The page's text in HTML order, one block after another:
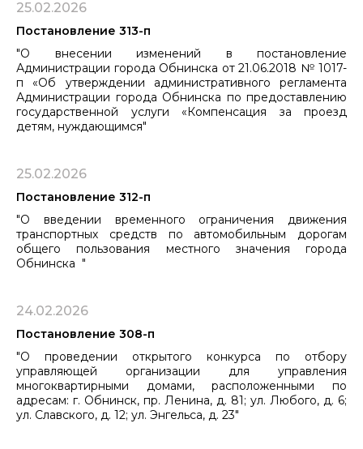
25.02.2026
Постановление 313-п
"О внесении изменений в постановление
Администрации города Обнинска от 21.06.2018 № 1017-
п «Об утверждении административного регламента
Администрации города Обнинска по предоставлению
государственной услуги «Компенсация за проезд
детям, нуждающимся"
25.02.2026
Постановление 312-п
"О введении временного ограничения движения
транспортных средств по автомобильным дорогам
общего пользования местного значения города
Обнинска "
24.02.2026
Постановление 308-п
"О проведении открытого конкурса по отбору
управляющей организации для управления
многоквартирными домами, расположенными по
адресам: г. Обнинск, пр. Ленина, д. 81; ул. Любого, д. 6;
ул. Славского, д. 12; ул. Энгельса, д. 23"